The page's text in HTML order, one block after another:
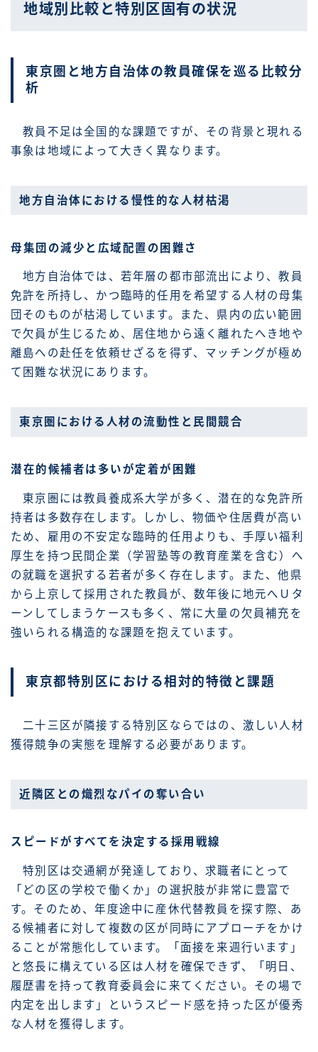
地域別比較と特別区固有の状況
東京圏と地方自治体の教員確保を巡る比較分
析
教員不足は全国的な課題ですが、その背景と現れる
事象は地域によって大きく異なります。
地方自治体における慢性的な人材枯渇
母集団の減少と広域配置の困難さ
地方自治体では、若年層の都市部流出により、教員
免許を所持し、かつ臨時的任用を希望する人材の母集
団そのものが枯渇しています。また、県内の広い範囲
で欠員が生じるため、居住地から遠く離れたへき地や
離島への赴任を依頼せざるを得ず、マッチングが極め
て困難な状況にあります。
東京圏における人材の流動性と民間競合
潜在的候補者は多いが定着が困難
東京圏には教員養成系大学が多く、潜在的な免許所
持者は多数存在します。しかし、物価や住居費が高い
ため、雇用の不安定な臨時的任用よりも、手厚い福利
厚生を持つ民間企業（学習塾等の教育産業を含む）へ
の就職を選択する若者が多く存在します。また、他県
から上京して採用された教員が、数年後に地元へＵタ
ーンしてしまうケースも多く、常に大量の欠員補充を
強いられる構造的な課題を抱えています。
東京都特別区における相対的特徴と課題
二十三区が隣接する特別区ならではの、激しい人材
獲得競争の実態を理解する必要があります。
近隣区との熾烈なパイの奪い合い
スピードがすべてを決定する採用戦線
特別区は交通網が発達しており、求職者にとって
「どの区の学校で働くか」の選択肢が非常に豊富で
す。そのため、年度途中に産休代替教員を探す際、あ
る候補者に対して複数の区が同時にアプローチをかけ
ることが常態化しています。「面接を来週行います」
と悠長に構えている区は人材を確保できず、「明日、
履歴書を持って教育委員会に来てください。その場で
内定を出します」というスピード感を持った区が優秀
な人材を獲得します。